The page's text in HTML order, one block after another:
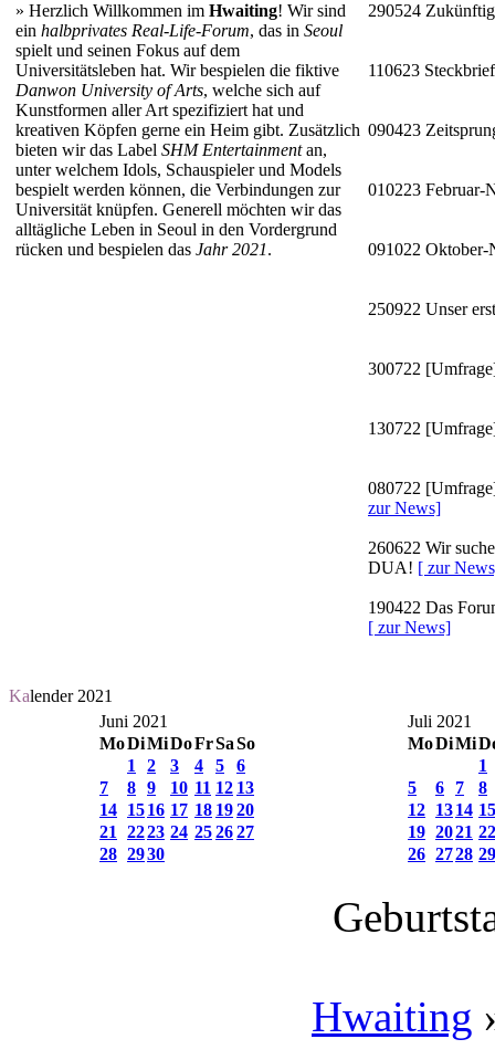
» Herzlich Willkommen im Hwaiting! Wir sind
ein halbprivates Real-Life-Forum, das in Seoul
spielt und seinen Fokus auf dem
Universitätsleben hat. Wir bespielen die fiktive
Danwon University of Arts, welche sich auf
Kunstformen aller Art spezifiziert hat und
kreativen Köpfen gerne ein Heim gibt. Zusätzlich
bieten wir das Label SHM Entertainmentan,
unter welchem Idols, Schauspieler und Models
bespielt werden können, die Verbindungen zur
Universität knüpfen. Generell möchten wir das
alltägliche Leben in Seoul in den Vordergrund
rücken und bespielen das Jahr 2021.
290524
110623
090423
010223 Februar-
091022
250922 Unser
300722
130722
080722
zur News]
260622 Wir
DUA! [ zur
190422 Das
[ zur News]
Kalender 2021
Juni 2021
MoDiMiDoFrSaSo
1
2 3 4 5
6
7
8 9 10 11 12 13
14 1516 17 18 1920
21
2223 24 252627
28 2930
Juli 2021
MoDiMi
1
5
6 7
8
12 1314 15
19 2021 22
26 2728 29
Hwaiting